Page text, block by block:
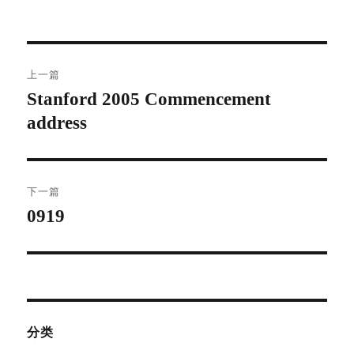
章
导
航
上一篇
上
篇
章：
Stanford 2005 Commencement
address
下一篇
下
0919
分类